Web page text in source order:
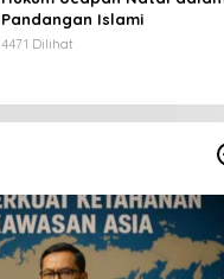
Pandangan Islami
4471 Dilihat